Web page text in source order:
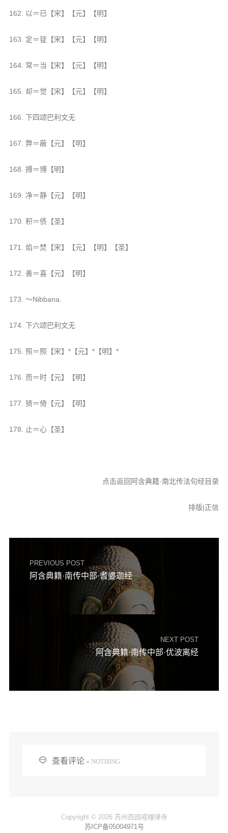
162. 以＝已【宋】【元】【明】
163. 定＝锭【宋】【元】【明】
164. 常＝当【宋】【元】【明】
165. 却＝觉【宋】【元】【明】
166. 下四颂巴利文无
167. 弊＝蔽【元】【明】
168. 搏＝博【明】
169. 净＝静【元】【明】
170. 积＝债【圣】
171. 焰＝焚【宋】【元】【明】【圣】
172. 善＝喜【元】【明】
173. ～Nibbana.
174. 下六颂巴利文无
175. 照＝照【宋】*【元】*【明】*
176. 而＝时【元】【明】
177. 猗＝倚【元】【明】
178. 止＝心【圣】
点击返回阿含典籍·南北传法句经目录
排版|正信
PREVIOUS POST
阿含典籍·南传中部·耆婆迦经
NEXT POST
阿含典籍·南传中部·优波离经
 查看评论 - NOTHING
Copyright © 2026 苏州西园戒幢律寺
苏ICP备05004971号